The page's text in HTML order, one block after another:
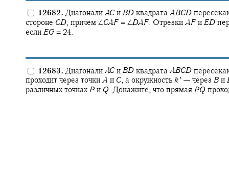
12682. Диагонали AC и BD квадрата ABCD
стороне CD, причём ∠CAF = ∠DAF. Отрезки AF и ED
если EG = 24.
12683. Диагонали AC и BD квадрата ABCD
проходит через точки A и C, а окружность k′ — через B и
различных точках P и Q. Докажите, что прямая PQ